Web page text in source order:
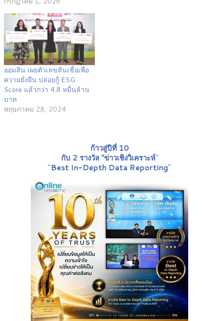
ออมสิน เผยตัวเลขสินเชื่อเพื่อ
ความยั่งยืน ปล่อยกู้ ESG
Score แล้วกว่า 4.8 หมื่นล้าน
บาท
พฤษภาคม 28, 2024
ก้าวสู่ปีที่ 10
กับ 2 รางวัล "ข่าวเชิงวิเคราะห์"
"Best In-Depth Data Reporting"